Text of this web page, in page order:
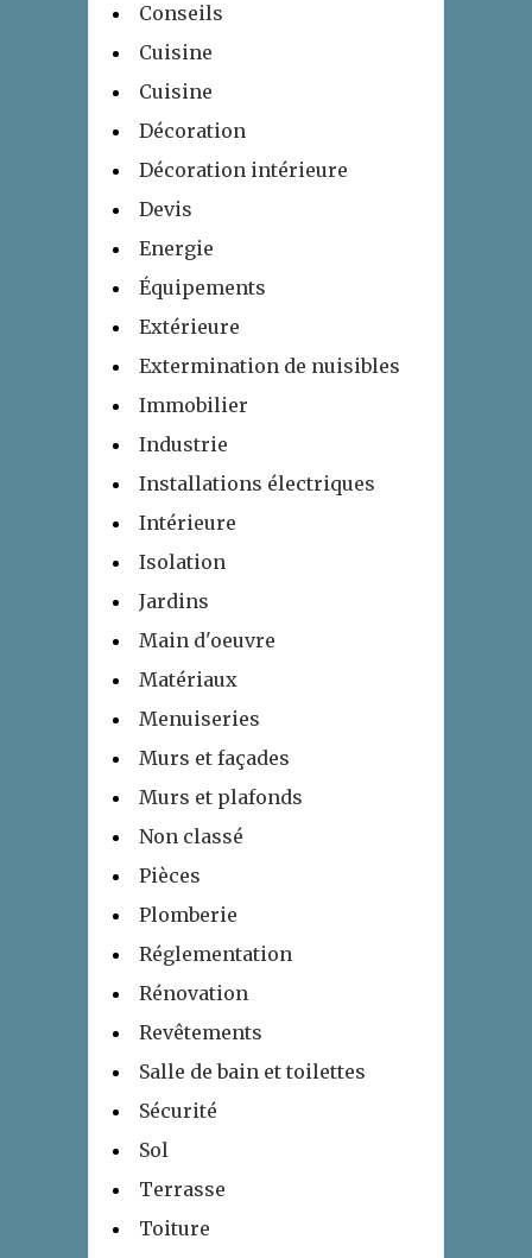
Conseils
Cuisine
Cuisine
Décoration
Décoration intérieure
Devis
Energie
Équipements
Extérieure
Extermination de nuisibles
Immobilier
Industrie
Installations électriques
Intérieure
Isolation
Jardins
Main d'oeuvre
Matériaux
Menuiseries
Murs et façades
Murs et plafonds
Non classé
Pièces
Plomberie
Réglementation
Rénovation
Revêtements
Salle de bain et toilettes
Sécurité
Sol
Terrasse
Toiture